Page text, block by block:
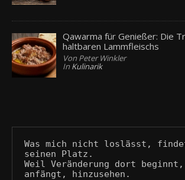
Qawarma für Genießer: Die
haltbaren Lammfleischs
Von Peter Winkler
In Kulinarik
Was mich nicht loslässt,
seinen Platz.
Weil Veränderung dort beginnt,
anfängt, hinzusehen.